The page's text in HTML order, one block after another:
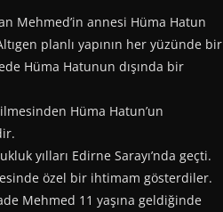
Mehmed’in annesi Hüma Hatun
planlı yapının her yüzünde bir
Hüma Hatunun dışında bir
Hüma Hatun’un
yılları Edirne Sarayı’nda geçti.
özel bir ihtimam gösterdiler.
Mehmed 11 yaşına geldiğinde